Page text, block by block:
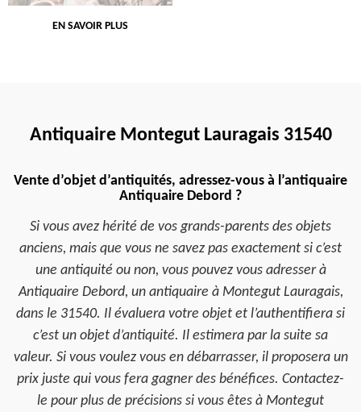
EN SAVOIR PLUS
Antiquaire Montegut Lauragais 31540
Vente d’objet d’antiquités, adressez-vous à l’antiquaire
Antiquaire Debord ?
Si vous avez hérité de vos grands-parents des objets
anciens, mais que vous ne savez pas exactement si c’est
une antiquité ou non, vous pouvez vous adresser à
Antiquaire Debord, un antiquaire à Montegut Lauragais,
dans le 31540. Il évaluera votre objet et l’authentifiera si
c’est un objet d’antiquité. Il estimera par la suite sa
valeur. Si vous voulez vous en débarrasser, il proposera un
prix juste qui vous fera gagner des bénéfices. Contactez-
le pour plus de précisions si vous êtes à Montegut